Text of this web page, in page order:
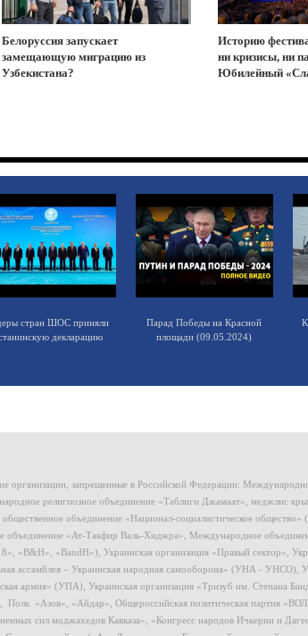
Белоруссия запускает
замещающую миграцию из
Узбекистана?
Историю
ни кризисы, ни
Юбилейный
стран ШОС приняли
декларацию
Парад Победы на Красной
площади (09.05.2024)
организации, запрещенные в Российской Федерации:
религиозное объединение «Таблиги Джамаат», меджлис
объединение «Национал-социалистическое общество»
объединение «Ат-Такфир Валь-Хиджра», Международное
«B&H», «BandH»), Украинская организация «Правый сектор»,
ассамблея – Украинская народная самооборона» (УНА - УНСО),
армия» (УПА), Украинская организация «Тризуб им. Степана
Полк «Азов», «Айдар», Общероссийская политическая партия
сил моджахедов Кавказа», «Конгресс народов Ичкерии и